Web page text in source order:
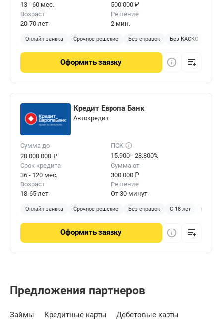
13 - 60 мес.
500 000 ₽
Возраст
20-70 лет
Решение
2 мин.
Онлайн заявка Срочное решение Без справок Без КАСКО
Оформитьзаявку
Кредит Европа Банк
Автокредит
Сумма до
20 000 000 ₽
ПСК
15.900 - 28.800%
Срок кредита
36 - 120 мес.
Сумма от
300 000 ₽
Возраст
18-65 лет
Решение
От 30 минут
Онлайн заявка Срочное решение Без справок С 18 лет С
Оформитьзаявку
Предложения партнеров
Займы Кредитные карты Дебетовые карты